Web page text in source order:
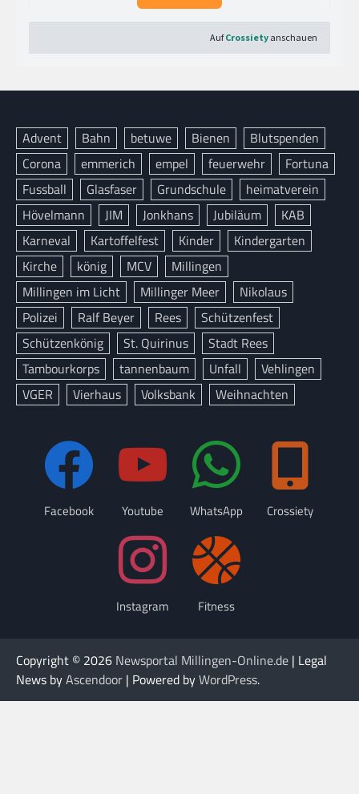
Advent Bahn betuwe Bienen
Blutspenden
Corona
emmerich empel feuerwehr
Fortuna
Fussball
Glasfaser Grundschule
heimatverein
Hövelmann
JIM Jonkhans Jubiläum
KAB
Karneval
Kartoffelfest Kinder
Kindergarten
Kirche
könig MCV
Millingen
Millingen im Licht
Millinger Meer
Nikolaus
Polizei
Ralf Beyer Rees
Schützenfest
Schützenkönig
St. Quirinus
Stadt Rees
Tambourkorps
tannenbaum Unfall
Vehlingen
VGER
Vierhaus Volksbank Weihnachten
Facebook Youtube WhatsApp Crossiety
Instagram Fitness
Copyright © 2026 Newsportal Millingen-Online.de | Legal
News byAscendoor | Powered byWordPress.